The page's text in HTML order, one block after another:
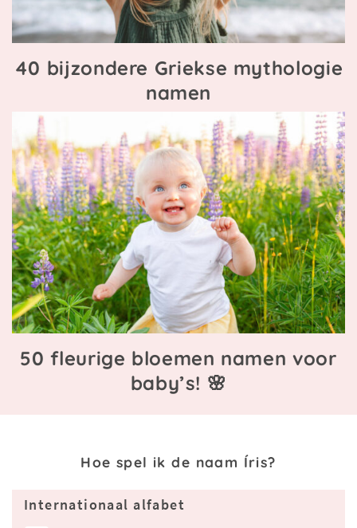
40 bijzondere Griekse mythologie
namen
50 fleurige bloemen namen voor
baby’s! 🌸
Hoe spel ik de naam Íris?
Internationaal alfabet